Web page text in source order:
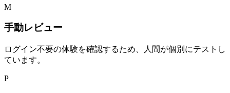
M
手動レビュー
ログイン不要の体験を確認するため、人間が個別にテストし
ています。
P